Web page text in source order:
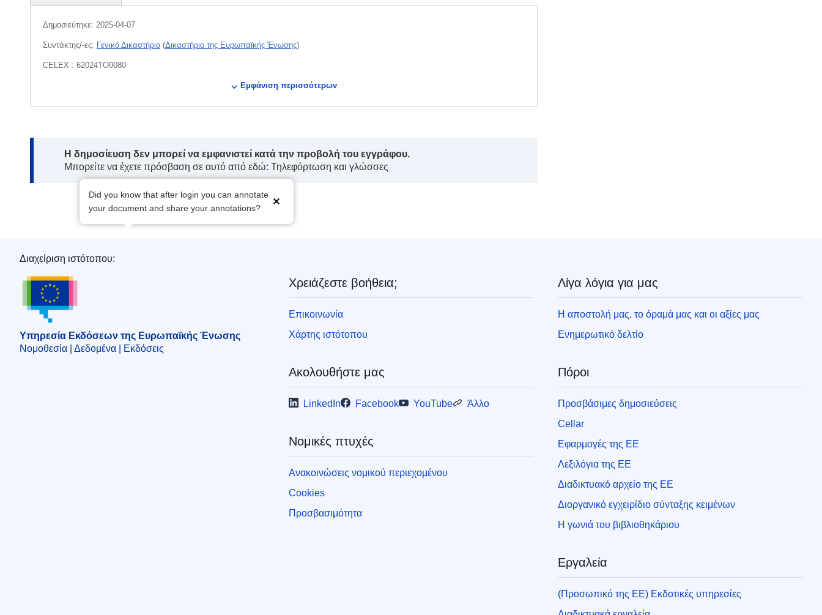
Δημοσιεύτηκε: 2025-04-07
Συντάκτης/-ες: Γενικό Δικαστήριο (Δικαστήριο της Ευρωπαϊκής Ένωσης)
CELEX : 62024TO0080
Εμφάνιση περισσότερων
Note:
Η δημοσίευση δεν μπορεί να εμφανιστεί κατά την προβολή του εγγράφου.
Μπορείτε να έχετε πρόσβαση σε αυτό από εδώ: Τηλεφόρτωση και γλώσσες
Did you know that after login you can annotate
your document and share your annotations?
Υπηρεσία Εκδόσεων της Ευρωπαϊκής Ένωσης
Διαχείριση ιστότοπου:
Υπηρεσία Εκδόσεων της Ευρωπαϊκής Ένωσης
Νομοθεσία | Δεδομένα | Εκδόσεις
Χρειάζεστε βοήθεια;
Επικοινωνία
Χάρτης ιστότοπου
Ακολουθήστε μας
LinkedIn Facebook YouTube Άλλο
Νομικές πτυχές
Ανακοινώσεις νομικού περιεχομένου
Cookies
Προσβασιμότητα
Λίγα λόγια για μας
Η αποστολή μας, το όραμά μας και οι αξίες μας
Ενημερωτικό δελτίο
Πόροι
Προσβάσιμες δημοσιεύσεις
Cellar
Εφαρμογές της ΕΕ
Λεξιλόγια της ΕΕ
Διαδικτυακό αρχείο της ΕΕ
Διοργανικό εγχειρίδιο σύνταξης κειμένων
Η γωνιά του βιβλιοθηκάριου
Εργαλεία
(Προσωπικό της ΕΕ) Εκδοτικές υπηρεσίες